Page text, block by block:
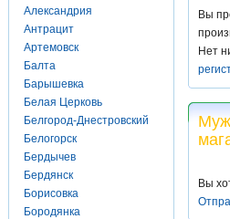
Александрия
Антрацит
Артемовск
Балта
Барышевка
Белая Церковь
Белгород-Днестровский
Белогорск
Бердычев
Бердянск
Борисовка
Бородянка
Вы
Нет
Вы